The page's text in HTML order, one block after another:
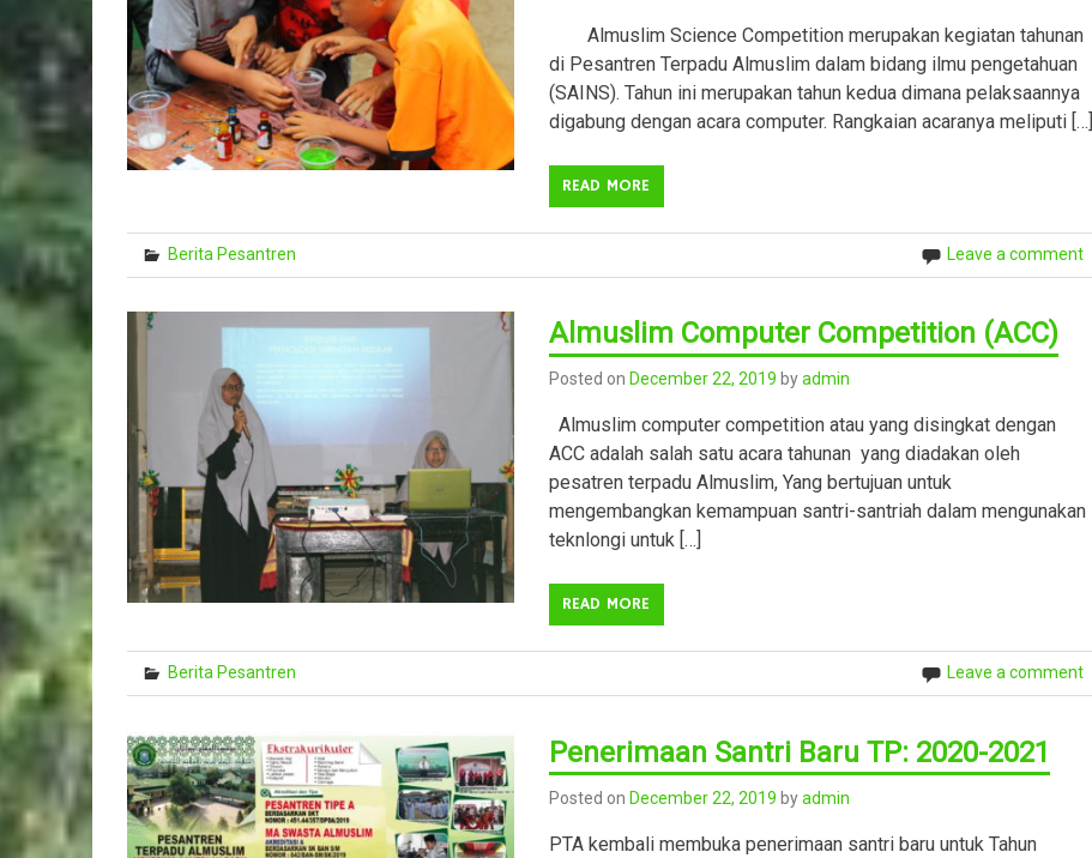
Almuslim Science Competition merupakan kegiatan tahunan
di Pesantren Terpadu Almuslim dalam bidang ilmu pengetahuan
(SAINS). Tahun ini merupakan tahun kedua dimana pelaksaannya
digabung dengan acara computer. Rangkaian acaranya meliputi […]
READ MORE
Berita Pesantren Leave a comment
Almuslim Computer Competition (ACC)
Posted on December 22, 2019 byadmin
Almuslim computer competition atau yang disingkat dengan
ACC adalah salah satu acara tahunan yang diadakan oleh
pesatren terpadu Almuslim, Yang bertujuan untuk
mengembangkan kemampuan santri-santriah dalam mengunakan
teknlongi untuk […]
READ MORE
Berita Pesantren Leave a comment
Penerimaan Santri Baru TP: 2020-2021
Posted on December 22, 2019 byadmin
PTA kembali membuka penerimaan santri baru untuk Tahun